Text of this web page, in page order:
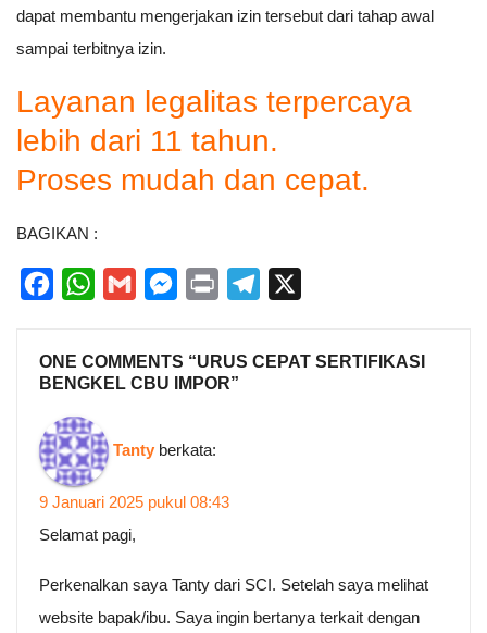
dapat membantu mengerjakan izin tersebut dari tahap awal
sampai terbitnya izin.
Layanan legalitas terpercaya
lebih dari 11 tahun.
Proses mudah dan cepat.
BAGIKAN :
FacebookWhatsApp
Gmail Messenger
Print Telegram
ONE COMMENTS “URUS CEPAT SERTIFIKASI
BENGKEL CBU IMPOR”
Tanty berkata:
9 Januari 2025 pukul 08:43
Selamat pagi,
Perkenalkan saya Tanty dari SCI. Setelah saya melihat
website bapak/ibu. Saya ingin bertanya terkait dengan